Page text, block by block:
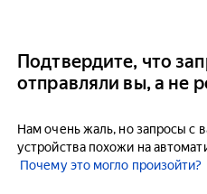
Подтвердите, что
отправляли вы, а не
Нам очень жаль, но запросы с
устройства похожи на
Почему это могло произойти?